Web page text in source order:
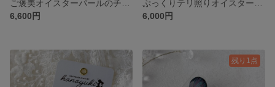
6,600円
6,000円
残り1点